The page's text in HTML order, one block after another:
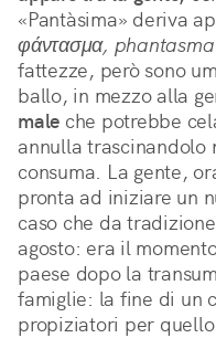
«Pantàsima» deriva
φάντασμα, phantasma
fattezze, però sono
ballo, in mezzo alla
male che potrebbe
annulla trascinandolo
consuma. La gente,
pronta ad iniziare un
caso che da
agosto: era il
paese dopo la
famiglie: la fine di un
propiziatori per